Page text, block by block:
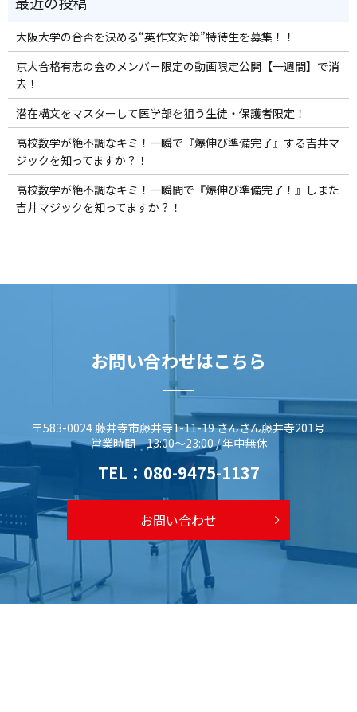
大阪大学の合否を決める“英作文対策”特待生を募集！！
京大合格有志の会のメンバー限定の動画限定公開【一週間】で消
去！
潜在構文をマスターして医学部を狙う生徒・保護者限定！
高校数学が絶不調なキミ！一瞬で『爆伸び準備完了』する吉井マ
ジックを知ってますか？！
高校数学が絶不調なキミ！一瞬間で『爆伸び準備完了！』しまた
吉井マジックを知ってますか？！
お問い合わせはこちら
〒583-0024 藤井寺市藤井寺1-11-19 さんさん藤井寺201号
営業時間 13:00～23:00 / 年中無休
TEL： 080-9475-1137
お問い合わせ